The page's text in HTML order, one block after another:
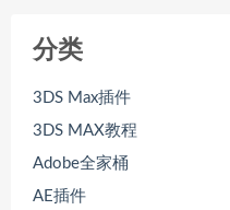
分类
3DS Max插件
3DS MAX教程
Adobe全家桶
AE插件